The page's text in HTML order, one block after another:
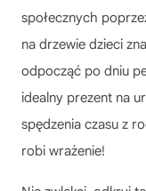
społecznych
na drzewie dzieci
odpocząć po dniu
idealny prezent na
spędzenia czasu z
robi wrażenie!